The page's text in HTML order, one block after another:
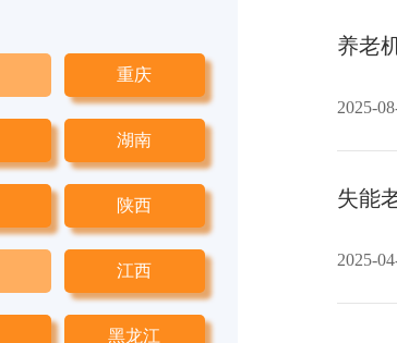
重庆
湖南
陕西
江西
黑龙江
养老
2025-
失能
2025-